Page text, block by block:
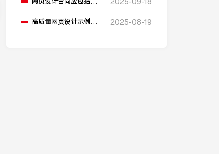
网页设计合同应包括哪
2025-09-18
高质量网页设计示例如
2025-08-19